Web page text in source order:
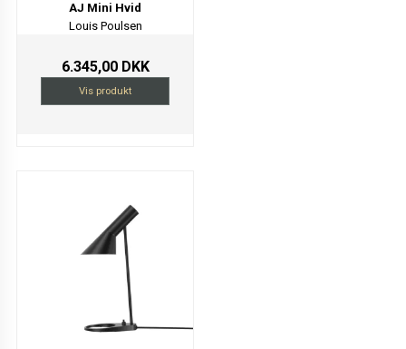
AJ Mini Hvid
Louis Poulsen
6.345,00 DKK
Vis produkt